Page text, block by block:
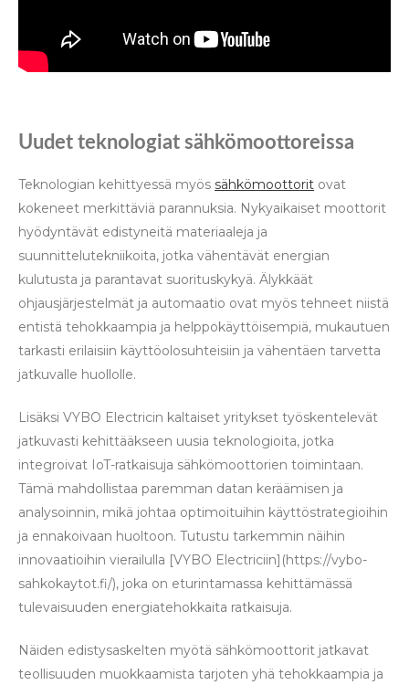
Uudet teknologiat sähkömoottoreissa
Teknologian kehittyessä myös sähkömoottorit ovat
kokeneet merkittäviä parannuksia. Nykyaikaiset moottorit
hyödyntävät edistyneitä materiaaleja ja
suunnittelutekniikoita, jotka vähentävät energian
kulutusta ja parantavat suorituskykyä. Älykkäät
ohjausjärjestelmät ja automaatio ovat myös tehneet niistä
entistä tehokkaampia ja helppokäyttöisempiä, mukautuen
tarkasti erilaisiin käyttöolosuhteisiin ja vähentäen tarvetta
jatkuvalle huollolle.
Lisäksi VYBO Electricin kaltaiset yritykset työskentelevät
jatkuvasti kehittääkseen uusia teknologioita, jotka
integroivat IoT-ratkaisuja sähkömoottorien toimintaan.
Tämä mahdollistaa paremman datan keräämisen ja
analysoinnin, mikä johtaa optimoituihin käyttöstrategioihin
ja ennakoivaan huoltoon. Tutustu tarkemmin näihin
innovaatioihin vierailulla [VYBO Electriciin](https://vybo-
sahkokaytot.fi/), joka on eturintamassa kehittämässä
tulevaisuuden energiatehokkaita ratkaisuja.
Näiden edistysaskelten myötä sähkömoottorit jatkavat
teollisuuden muokkaamista tarjoten yhä tehokkaampia ja